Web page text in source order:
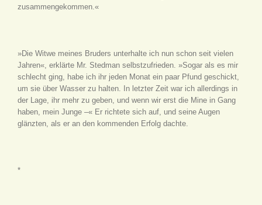
zusammengekommen.«
»Die Witwe meines Bruders unterhalte ich nun schon seit vielen
Jahren«, erklärte Mr. Stedman selbstzufrieden. »Sogar als es mir
schlecht ging, habe ich ihr jeden Monat ein paar Pfund geschickt,
um sie über Wasser zu halten. In letzter Zeit war ich allerdings in
der Lage, ihr mehr zu geben, und wenn wir erst die Mine in Gang
haben, mein Junge –« Er richtete sich auf, und seine Augen
glänzten, als er an den kommenden Erfolg dachte.
*